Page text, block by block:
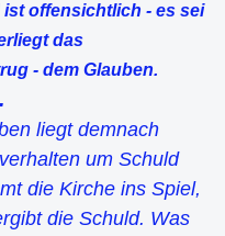
offensichtlich - es sei
das
- dem Glauben.
liegt demnach
um Schuld
die Kirche ins Spiel,
die Schuld. Was